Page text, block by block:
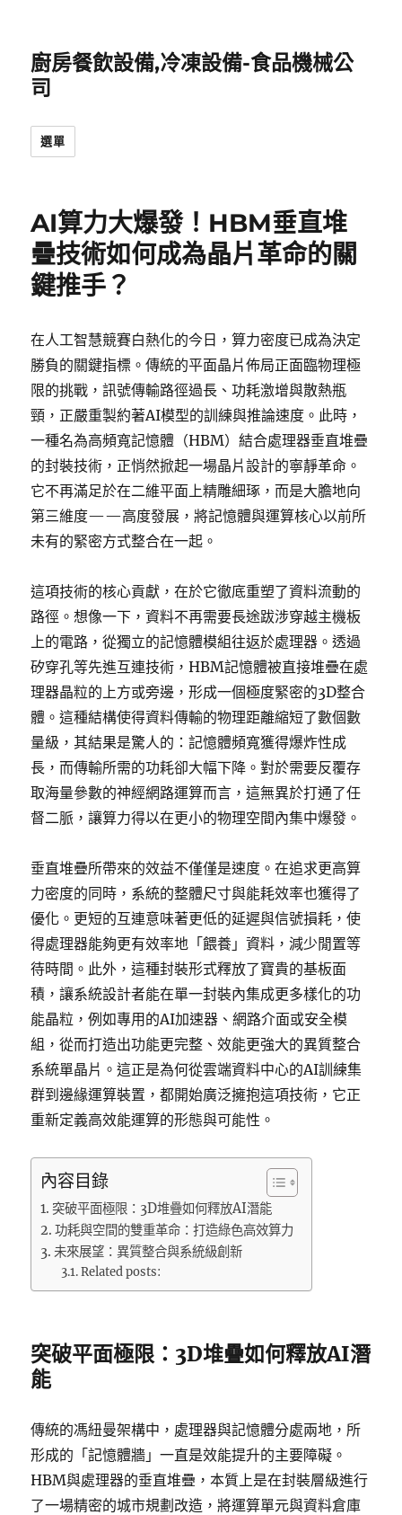
廚房餐飲設備,冷凍設備-食品機械公
司
選單
AI算力大爆發！HBM垂直堆
疊技術如何成為晶片革命的關
鍵推手？
在人工智慧競賽白熱化的今日，算力密度已成為決定
勝負的關鍵指標。傳統的平面晶片佈局正面臨物理極
限的挑戰，訊號傳輸路徑過長、功耗激增與散熱瓶
頸，正嚴重製約著AI模型的訓練與推論速度。此時，
一種名為高頻寬記憶體（HBM）結合處理器垂直堆疊
的封裝技術，正悄然掀起一場晶片設計的寧靜革命。
它不再滿足於在二維平面上精雕細琢，而是大膽地向
第三維度——高度發展，將記憶體與運算核心以前所
未有的緊密方式整合在一起。
這項技術的核心貢獻，在於它徹底重塑了資料流動的
路徑。想像一下，資料不再需要長途跋涉穿越主機板
上的電路，從獨立的記憶體模組往返於處理器。透過
矽穿孔等先進互連技術，HBM記憶體被直接堆疊在處
理器晶粒的上方或旁邊，形成一個極度緊密的3D整合
體。這種結構使得資料傳輸的物理距離縮短了數個數
量級，其結果是驚人的：記憶體頻寬獲得爆炸性成
長，而傳輸所需的功耗卻大幅下降。對於需要反覆存
取海量參數的神經網路運算而言，這無異於打通了任
督二脈，讓算力得以在更小的物理空間內集中爆發。
垂直堆疊所帶來的效益不僅僅是速度。在追求更高算
力密度的同時，系統的整體尺寸與能耗效率也獲得了
優化。更短的互連意味著更低的延遲與信號損耗，使
得處理器能夠更有效率地「餵養」資料，減少閒置等
待時間。此外，這種封裝形式釋放了寶貴的基板面
積，讓系統設計者能在單一封裝內集成更多樣化的功
能晶粒，例如專用的AI加速器、網路介面或安全模
組，從而打造出功能更完整、效能更強大的異質整合
系統單晶片。這正是為何從雲端資料中心的AI訓練集
群到邊緣運算裝置，都開始廣泛擁抱這項技術，它正
重新定義高效能運算的形態與可能性。
內容目錄
突破平面極限：3D堆疊如何釋放AI潛能
功耗與空間的雙重革命：打造綠色高效算力
未來展望：異質整合與系統級創新
Related posts:
突破平面極限：3D堆疊如何釋放AI潛
能
傳統的馮紐曼架構中，處理器與記憶體分處兩地，所
形成的「記憶體牆」一直是效能提升的主要障礙。
HBM與處理器的垂直堆疊，本質上是在封裝層級進行
了一場精密的城市規劃改造，將運算單元與資料倉庫